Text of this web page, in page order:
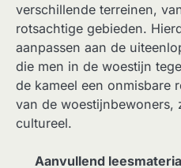
verschillende terreinen,
rotsachtige gebieden.
aanpassen aan de
die men in de woestijn
de kameel een onmisbare
van de woestijnbewoners,
cultureel.
Aanvullend